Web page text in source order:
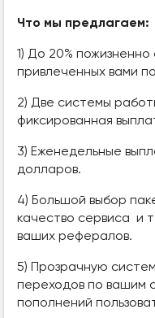
Что мы предлагаем:
1) До 20%
привлеченных вами
2) Две системы
фиксированная
3) Еженедельные
долларов.
4) Большой выбор
качество сервиса и
ваших рефералов.
5) Прозрачную
переходов по вашим
пополнений